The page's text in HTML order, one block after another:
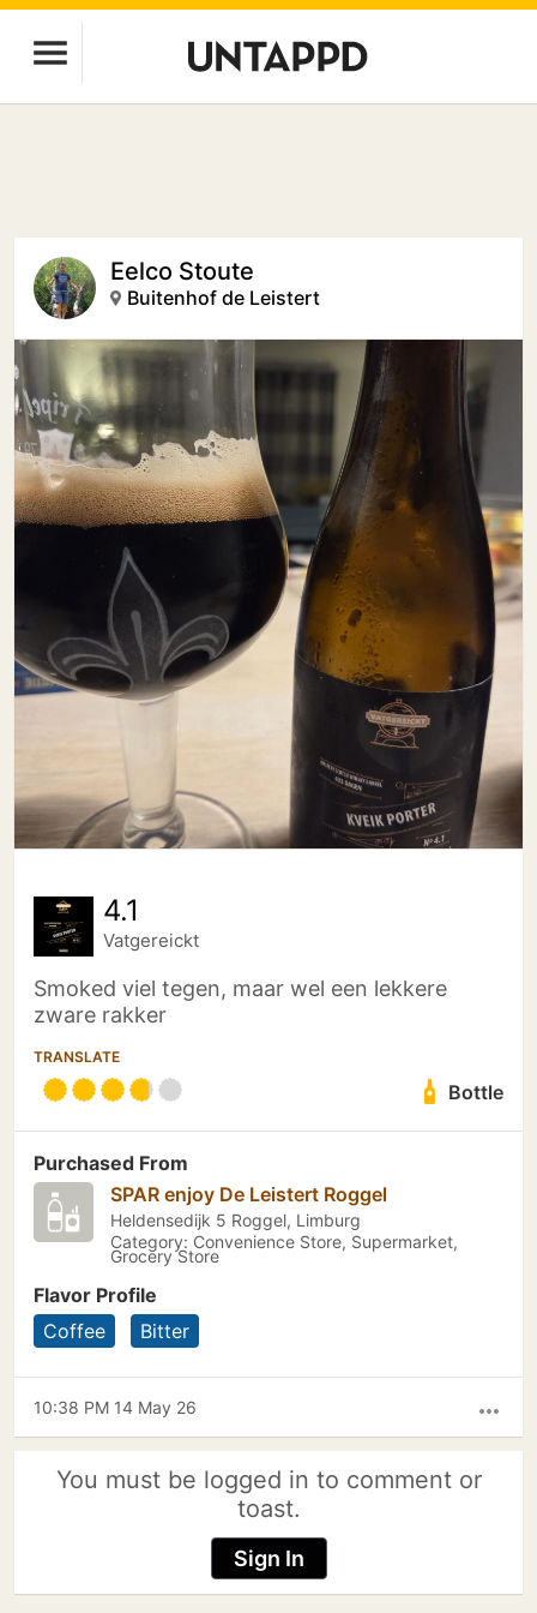
Eelco Stoute
Buitenhof de Leistert
4.1
Vatgereickt
Smoked viel tegen, maar wel een lekkere
zware rakker
TRANSLATE
Bottle
Purchased From
SPAR enjoy De Leistert Roggel
Heldensedijk 5 Roggel, Limburg
Category: Convenience Store, Supermarket,
Grocery Store
Flavor Profile
Coffee
Bitter
more_horiz
10:38 PM 14 May 26
You must be logged in to comment or
toast.
Sign In